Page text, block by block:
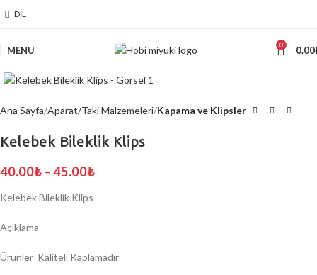
DIL
MENU 0 0.00
Ana Sayfa Aparat/Taki Malzemeleri Kapama ve Klipsler
Kelebek Bileklik Klips
40.00₺ – 45.00₺
Kelebek Bileklik Klips
Açıklama
Ürünler Kaliteli Kaplamadır